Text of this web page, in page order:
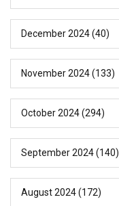
December 2024(40)
November 2024(133)
October 2024(294)
September 2024(140)
August 2024(172)